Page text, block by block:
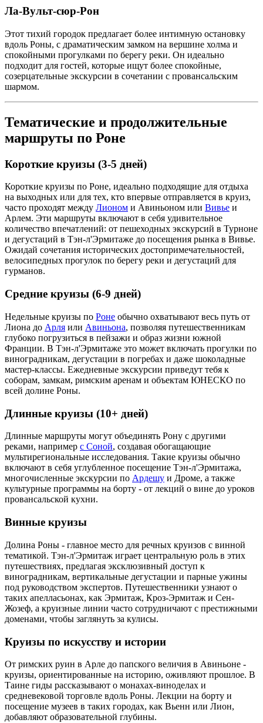
Ла-Вульт-сюр-Рон
Этот тихий городок предлагает более интимную остановку
вдоль Роны, с драматическим замком на вершине холма и
спокойными прогулками по берегу реки. Он идеально
подходит для гостей, которые ищут более спокойные,
созерцательные экскурсии в сочетании с провансальским
шармом.
Тематические и продолжительные
маршруты по Роне
Короткие круизы (3-5 дней)
Короткие круизы по Роне, идеально подходящие для отдыха
на выходных или для тех, кто впервые отправляется в круиз,
часто проходят между Лионом и Авиньоном или Вивье и
Арлем. Эти маршруты включают в себя удивительное
количество впечатлений: от пешеходных экскурсий в Турноне
и дегустаций в Тэн-л'Эрмитаже до посещения рынка в Вивье.
Ожидай сочетания исторических достопримечательностей,
велосипедных прогулок по берегу реки и дегустаций для
гурманов.
Средние круизы (6-9 дней)
Недельные круизы по Роне обычно охватывают весь путь от
Лиона до Арля или Авиньона, позволяя путешественникам
глубоко погрузиться в пейзажи и образ жизни южной
Франции. В Тэн-л'Эрмитаже это может включать прогулки по
виноградникам, дегустации в погребах и даже шоколадные
мастер-классы. Ежедневные экскурсии приведут тебя к
соборам, замкам, римским аренам и объектам ЮНЕСКО по
всей долине Роны.
Длинные круизы (10+ дней)
Длинные маршруты могут объединять Рону с другими
реками, например с Соной, создавая обогащающие
мультирегиональные исследования. Такие круизы обычно
включают в себя углубленное посещение Тэн-л'Эрмитажа,
многочисленные экскурсии по Ардешу и Дроме, а также
культурные программы на борту - от лекций о вине до уроков
провансальской кухни.
Винные круизы
Долина Роны - главное место для речных круизов с винной
тематикой. Тэн-л'Эрмитаж играет центральную роль в этих
путешествиях, предлагая эксклюзивный доступ к
виноградникам, вертикальные дегустации и парные ужины
под руководством экспертов. Путешественники узнают о
таких апелласьонах, как Эрмитаж, Кроз-Эрмитаж и Сен-
Жозеф, а круизные линии часто сотрудничают с престижными
доменами, чтобы заглянуть за кулисы.
Круизы по искусству и истории
От римских руин в Арле до папского величия в Авиньоне -
круизы, ориентированные на историю, оживляют прошлое. В
Таине гиды рассказывают о монахах-виноделах и
средневековой торговле вдоль Роны. Лекции на борту и
посещение музеев в таких городах, как Вьенн или Лион,
добавляют образовательной глубины.